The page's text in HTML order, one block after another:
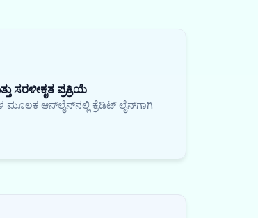
ಸರಳೀಕೃತ ಪ್ರಕ್ರಿಯೆ
ಮೂಲಕ ಆನ್‌ಲೈನ್‌ನಲ್ಲಿ ಕ್ರೆಡಿಟ್ ಲೈನ್‌ಗಾಗಿ